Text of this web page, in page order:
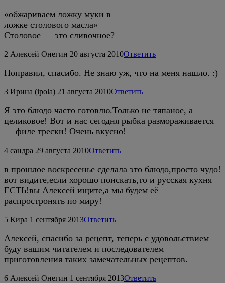
«обжариваем ложку муки в
ложке столового масла»
Столовое — это сливочное?
2 Алексей Онегин 20 августа 2010Ответить
Поправил, спасибо. Не знаю уж, что на меня нашло. :)
3 Ирина (ipola) 21 августа 2010Ответить
Я это блюдо часто готовлю.Только не тяпаное, а
целиковое! Вот и нас сегодня рыбка размораживается
— филе трески! Очень вкусно!
4 сандра 29 августа 2010Ответить
в прошлое воскресенье сделала это блюдо,просто чудо!
вот видите,если хорошо поискать,то и русская кухня
ЕСТЬ!вы Алексей ищите,а мы будем её
распростронять по миру!
5 Кира 1 сентября 2013Ответить
Алексей, спасибо за рецепт, теперь с удовольствием
буду вашим читателем и последователем
приготовления таких замечательных рецептов.
6 Алексей Онегин 1 сентября 2013Ответить